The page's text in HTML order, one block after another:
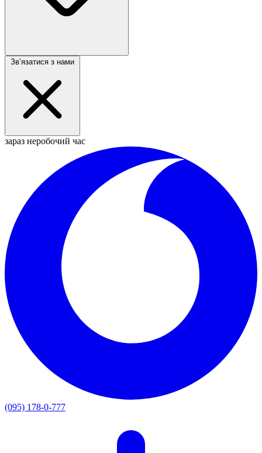
Звʼязатися з нами
зараз неробочий час
(095) 178-0-777